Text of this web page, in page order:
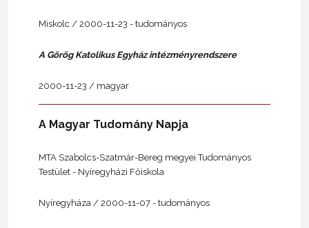
Miskolc / 2000-11-23 - tudományos
A Görög Katolikus Egyház intézményrendszere
2000-11-23 / magyar
A Magyar Tudomány Napja
MTA Szabolcs-Szatmár-Bereg megyei Tudományos
Testület - Nyíregyházi Főiskola
Nyíregyháza / 2000-11-07 - tudományos